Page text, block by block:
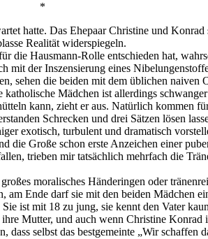
*
hatte. Das Ehepaar Christine und
Realität widerspiegeln.
die Hausmann-Rolle entschieden hat,
mit der Inszensierung eines
sehen die beiden mit dem üblichen naiven
Mädchen ist allerdings
kann, zieht er aus. Natürlich kommen
Schrecken und drei Sätzen lösen
exotisch, turbulent und dramatisch
die Große schon erste Anzeichen einer
trieben mir tatsächlich mehrfach die
moralisches Händeringen oder
Ende darf sie mit den beiden Mädchen
ist mit 18 zu jung, sie kennt den Vater
Mutter, und auch wenn Christine
selbst das bestgemeinte „Wir